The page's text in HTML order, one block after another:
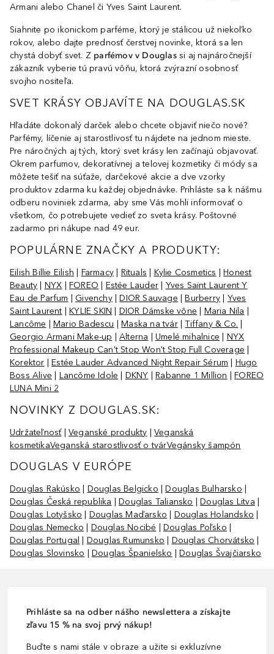
Armani alebo Chanel či Yves Saint Laurent.
Siahnite po ikonickom parféme, ktorý je stálicou už niekoľko
rokov, alebo dajte prednosť čerstvej novinke, ktorá sa len
chystá dobyť svet. Z parfémov v Douglassi aj najnáročnejší
zákazník vyberie tú pravú vôňu, ktorá zvýrazní osobnosť
svojho nositeľa.
SVET KRÁSY OBJAVÍTE NA DOUGLAS.SK
Hľadáte dokonalý darček alebo chcete objaviť niečo nové?
Parfémy, líčenie aj starostlivosť tu nájdete na jednom mieste.
Pre náročných aj tých, ktorý svet krásy len začínajú objavovať.
Okrem parfumov, dekoratívnej a telovej kozmetiky či módy sa
môžete tešiť na súťaže, darčekové akcie a dve vzorky
produktov zdarma ku každej objednávke. Prihláste sa k nášmu
odberu noviniek zdarma, aby sme Vás mohli informovať o
všetkom, čo potrebujete vedieť zo sveta krásy. Poštovné
zadarmo pri nákupe nad 49 eur.
POPULÁRNE ZNAČKY A PRODUKTY:
Eilish Billie Eilish Farmacy Rituals Kylie Cosmetics |Honest
Beauty
NYX |FOREO Estée Lauder
Yves Saint Laurent Y
Eau de Parfum
Givenchy|DIOR Sauvage |Burberry
Yves
Saint Laurent |KYLIE SKIN DIOR Dámske vône Maria Nila
Lancôme |Mario Badescu |Maska na tvár|Tiffany & Co.
Georgio Armani Make-up |Alterna |Umelé mihalnice
NYX
Professional Makeup Can't Stop Won't Stop Full Coverage
Korektor |Estée Lauder Advanced Night Repair Sérum
Hugo
Boss Alive
Lancôme Idole DKNY |Rabanne 1 Million |FOREO
LUNA Mini 2
NOVINKY Z DOUGLAS.SK:
Udržateľnosť|Veganské produkty |Veganská
kosmetikaVeganská starostlivosť o tvárVegánsky šampón
DOUGLAS V EURÓPE
Douglas Rakúsko Douglas Belgicko |Douglas Bulharsko
Douglas Česká republika |Douglas Taliansko |Douglas Litva
Douglas Lotyšsko
Douglas Maďarsko Douglas Holandsko
Douglas Nemecko
Douglas Nocibé |Douglas Poľsko
Douglas Portugal
Douglas Rumunsko Douglas Chorvátsko
Douglas Slovinsko |Douglas Španielsko |Douglas Švajčiarsko
Prihláste sa na odber nášho newslettera a získajte
zľavu 15 % na svoj prvý nákup!
Buďte s nami stále v obraze a užite si exkluzívne